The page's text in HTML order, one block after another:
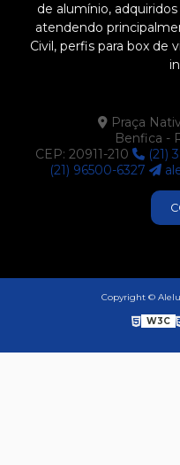
de alumínio,
atendendo
Civil, perfis para box
Praça
Benfica -
CEP: 20911-210
(21)
(21) 96500-6327
Copyright ©
W3C